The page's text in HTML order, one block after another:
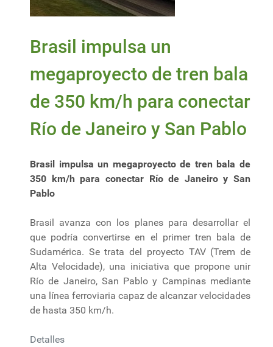
Brasil impulsa un
megaproyecto de tren bala
de 350 km/h para conectar
Río de Janeiro y San Pablo
Brasil impulsa un megaproyecto de tren bala de
350 km/h para conectar Río de Janeiro y San
Pablo
Brasil avanza con los planes para desarrollar el
que podría convertirse en el primer tren bala de
Sudamérica. Se trata del proyecto TAV (Trem de
Alta Velocidade), una iniciativa que propone unir
Río de Janeiro, San Pablo y Campinas mediante
una línea ferroviaria capaz de alcanzar velocidades
de hasta 350 km/h.
Detalles